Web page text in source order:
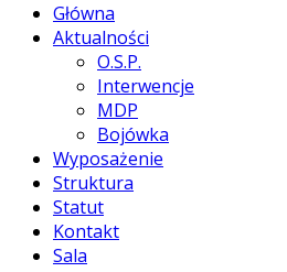
Główna
Aktualności
O.S.P.
Interwencje
MDP
Bojówka
Wyposażenie
Struktura
Statut
Kontakt
Sala